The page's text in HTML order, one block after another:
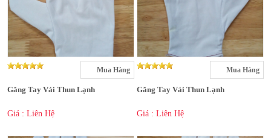
Mua Hàng
Găng Tay Vải Thun Lạnh
Giá : Liên Hệ
Mua Hàng
Găng Tay Vải Thun Lạnh
Giá : Liên Hệ